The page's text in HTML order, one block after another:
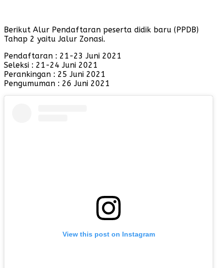
Berikut Alur Pendaftaran peserta didik baru (PPDB)
Tahap 2 yaitu Jalur Zonasi.
Pendaftaran : 21-23 Juni 2021
Seleksi : 21-24 Juni 2021
Perankingan : 25 Juni 2021
Pengumuman : 26 Juni 2021
View this post on Instagram